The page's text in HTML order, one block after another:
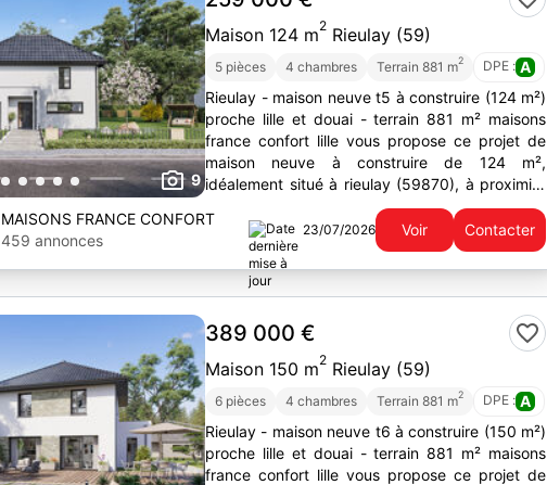
9
Maison 124 m2 Rieulay (59)
5 pièces 4 chambres Terrain 881 m2 DPE : A
Rieulay - maison neuve t5 à construire (124 m²)
proche lille et douai - terrain 881 m² maisons
france confort lille vous propose ce projet de
maison neuve à construire de 124 m²,
idéalement situé à rieulay (59870), à proximité
MAISONS FRANCE CONFORT
459 annonces
23/07/2026 Voir Contacter
389 000 €
Maison 150 m2 Rieulay (59)
6 pièces 4 chambres Terrain 881 m2 DPE : A
Rieulay - maison neuve t6 à construire (150 m²)
proche lille et douai - terrain 881 m² maisons
france confort lille vous propose ce projet de